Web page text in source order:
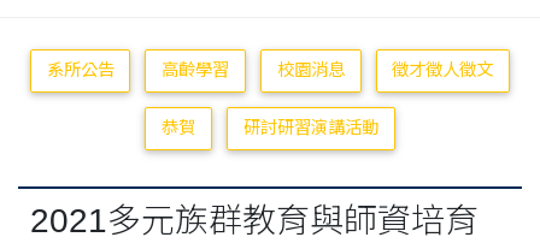
系所公告 高齡學習 校園消息 徵才徵人徵文
恭賀 研討研習演講活動
2021多元族群教育與師資培育